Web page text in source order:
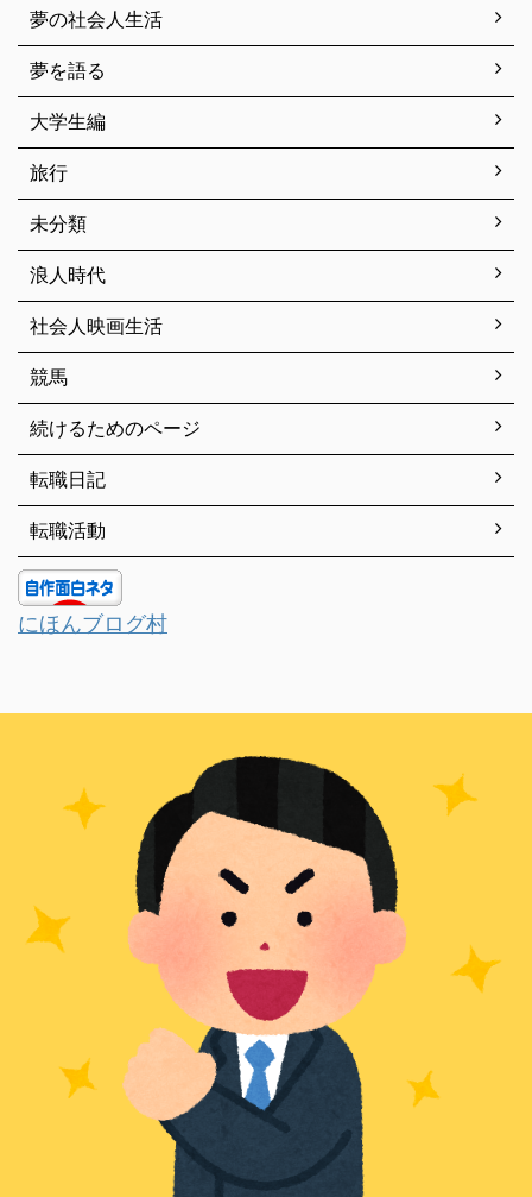
夢の社会人生活
夢を語る
大学生編
旅行
未分類
浪人時代
社会人映画生活
競馬
続けるためのページ
転職日記
転職活動
にほんブログ村